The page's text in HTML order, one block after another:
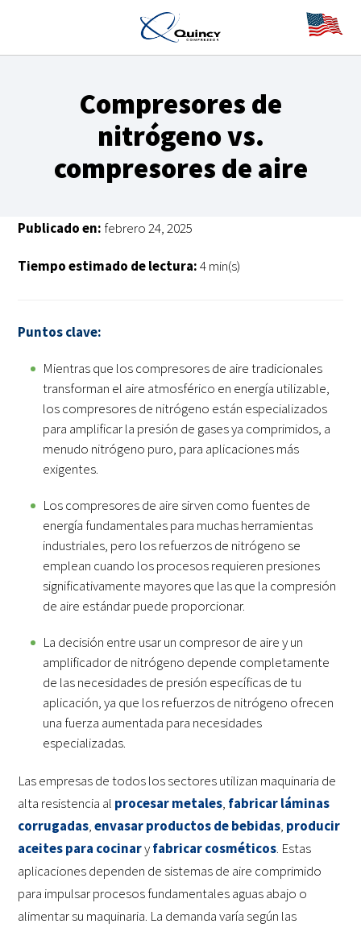
Compresores de
nitrógeno vs.
compresores de aire
Publicado en: febrero 24, 2025
Tiempo estimado de lectura:4 min(s)
Puntos clave:
Mientras que los compresores de aire tradicionales
transforman el aire atmosférico en energía utilizable,
los compresores de nitrógeno están especializados
para amplificar la presión de gases ya comprimidos, a
menudo nitrógeno puro, para aplicaciones más
exigentes.
Los compresores de aire sirven como fuentes de
energía fundamentales para muchas herramientas
industriales, pero los refuerzos de nitrógeno se
emplean cuando los procesos requieren presiones
significativamente mayores que las que la compresión
de aire estándar puede proporcionar.
La decisión entre usar un compresor de aire y un
amplificador de nitrógeno depende completamente
de las necesidades de presión específicas de tu
aplicación, ya que los refuerzos de nitrógeno ofrecen
una fuerza aumentada para necesidades
especializadas.
Las empresas de todos los sectores utilizan maquinaria de
alta resistencia al procesar metales, fabricar láminas
corrugadas,envasar productos de bebidas, producir
aceites para cocinaryfabricar cosméticos. Estas
aplicaciones dependen de sistemas de aire comprimido
para impulsar procesos fundamentales aguas abajo o
alimentar su maquinaria. La demanda varía según las